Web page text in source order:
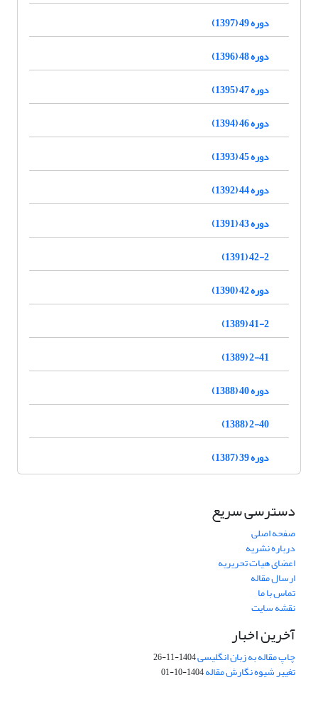
دوره 49 (1397)
دوره 48 (1396)
دوره 47 (1395)
دوره 46 (1394)
دوره 45 (1393)
دوره 44 (1392)
دوره 43 (1391)
42-2 (1391)
دوره 42 (1390)
41-2 (1389)
2-41 (1389)
دوره 40 (1388)
2-40 (1388)
دوره 39 (1387)
دسترسی سریع
صفحه اصلی
درباره نشریه
اعضای هیات تحریریه
ارسال مقاله
تماس با ما
نقشه سایت
آخرین اخبار
چاپ مقاله به زبان انگلیسی1404-11-26
تغییر شیوه نگارش مقاله1404-10-01